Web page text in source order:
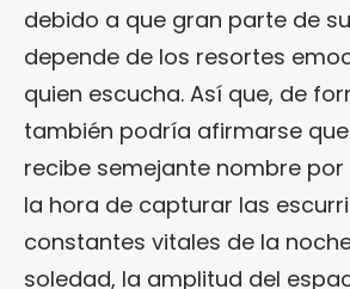
debido a que gran parte de
depende de los resortes
quien escucha. Así que, de
también podría afirmarse
recibe semejante nombre
la hora de capturar las
constantes vitales de la
soledad, la amplitud del